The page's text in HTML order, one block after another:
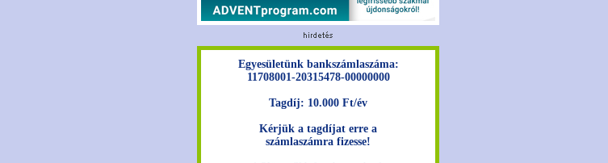
Egyesületünk bankszámlaszáma:
11708001-20315478-00000000
Tagdíj: 10.000 Ft/év
Kérjük a tagdíjat erre a
számlaszámra fizesse!